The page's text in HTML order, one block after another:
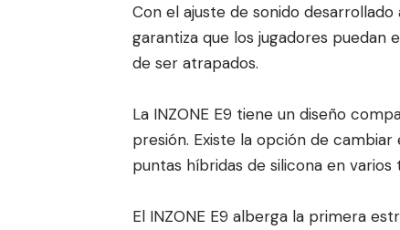
Con el ajuste de sonido
garantiza que los jugadores puedan
de ser atrapados.
La INZONE E9 tiene un diseño
presión. Existe la opción de
puntas híbridas de silicona en
El INZONE E9 alberga la primera